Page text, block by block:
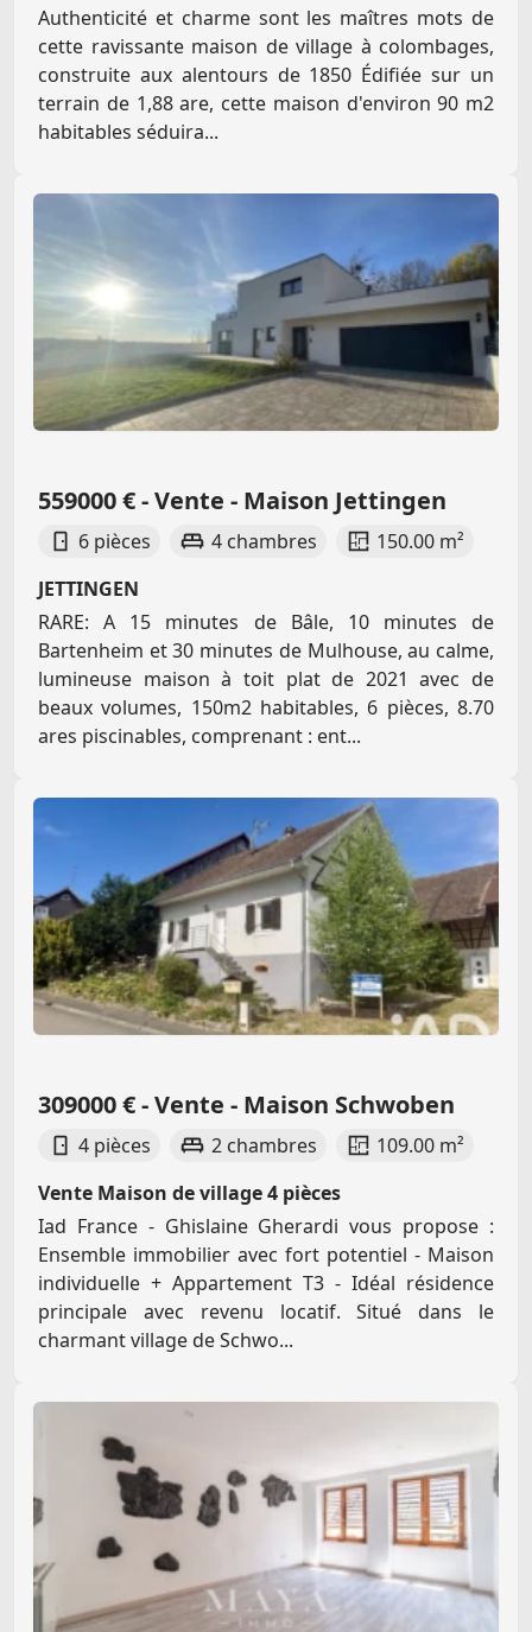
Authenticité et charme sont les maîtres mots de
cette ravissante maison de village à colombages,
construite aux alentours de 1850 Édifiée sur un
terrain de 1,88 are, cette maison d'environ 90 m2
habitables séduira...
559000 € - Vente - Maison Jettingen
6 pièces 4 chambres
150.00 m²
JETTINGEN
RARE: A 15 minutes de Bâle, 10 minutes de
Bartenheim et 30 minutes de Mulhouse, au calme,
lumineuse maison à toit plat de 2021 avec de
beaux volumes, 150m2 habitables, 6 pièces, 8.70
ares piscinables, comprenant : ent...
309000 € - Vente - Maison Schwoben
4 pièces 2 chambres
109.00 m²
Vente Maison de village 4 pièces
Iad France - Ghislaine Gherardi vous propose :
Ensemble immobilier avec fort potentiel - Maison
individuelle + Appartement T3 - Idéal résidence
principale avec revenu locatif. Situé dans le
charmant village de Schwo...